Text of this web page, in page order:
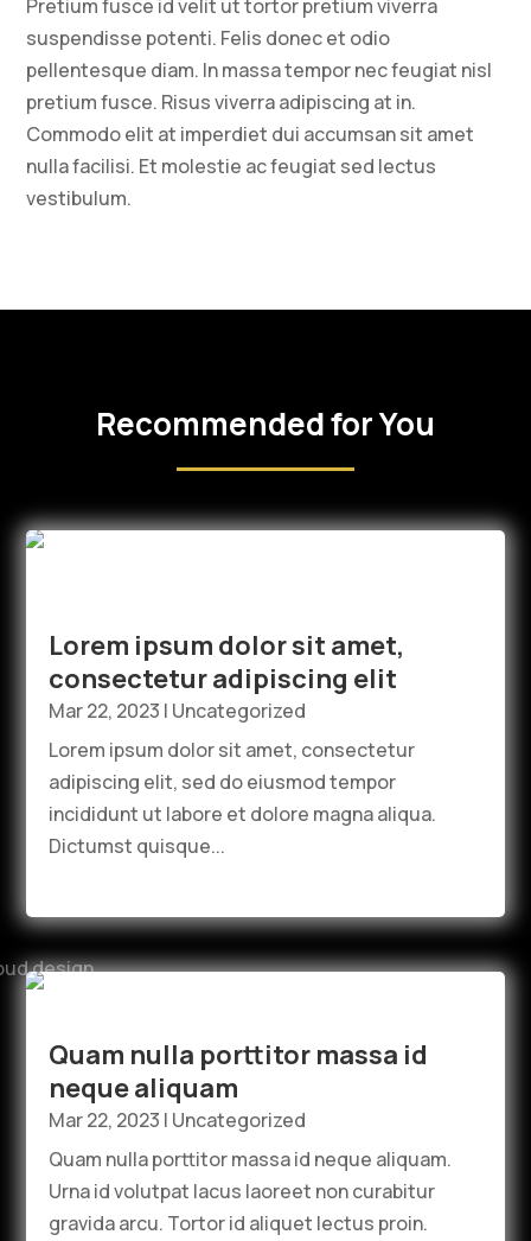
Pretium fusce id velit ut tortor pretium viverra
suspendisse potenti. Felis donec et odio
pellentesque diam. In massa tempor nec feugiat nisl
pretium fusce. Risus viverra adipiscing at in.
Commodo elit at imperdiet dui accumsan sit amet
nulla facilisi. Et molestie ac feugiat sed lectus
vestibulum.
Recommended for You
Lorem ipsum dolor sit amet,
consectetur adipiscing elit
Mar 22, 2023 | Uncategorized
Lorem ipsum dolor sit amet, consectetur
adipiscing elit, sed do eiusmod tempor
incididunt ut labore et dolore magna aliqua.
Dictumst quisque...
Quam nulla porttitor massa id
neque aliquam
Mar 22, 2023 | Uncategorized
Quam nulla porttitor massa id neque aliquam.
Urna id volutpat lacus laoreet non curabitur
gravida arcu. Tortor id aliquet lectus proin.